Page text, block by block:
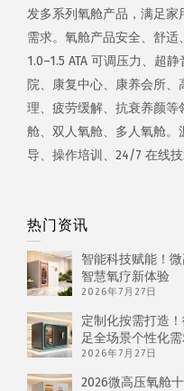
发多系列氧舱产品，满足
需求。氧舱产品安全、舒适
1.0–1.5 ATA 可调压力、超
院、康复中心、康养会所
理、疲劳缓解、抗衰养颜等
舱、双人氧舱、多人氧舱
导、操作培训、24/7 在线技
热门资讯
智能科技赋能！
智慧氧疗新体验
2026年7月27日
定制化按需打造
足全场景个性化
2026年7月27日
2026微高压氧舱